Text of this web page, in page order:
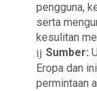
pengguna,
serta
kesulitan
Sumber:
Eropa dan
permintaan